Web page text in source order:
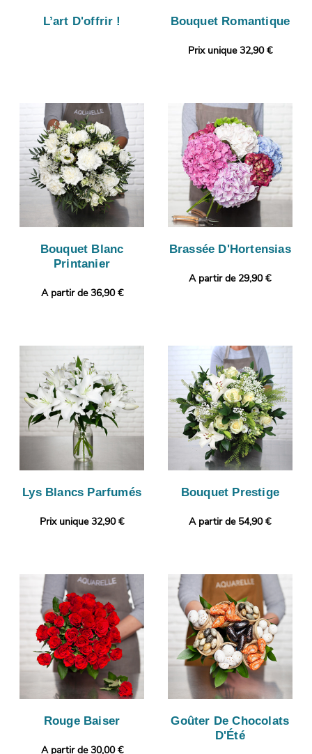
L’art D'offrir ! Bouquet Romantique
Prix unique 32,90 €
Bouquet Blanc
Printanier
A partir de 36,90 €
Brassée D'Hortensias
A partir de 29,90 €
Lys Blancs Parfumés
Prix unique 32,90 €
Bouquet Prestige
A partir de 54,90 €
Rouge Baiser
A partir de 30,00 €
Goûter De Chocolats
D'Été